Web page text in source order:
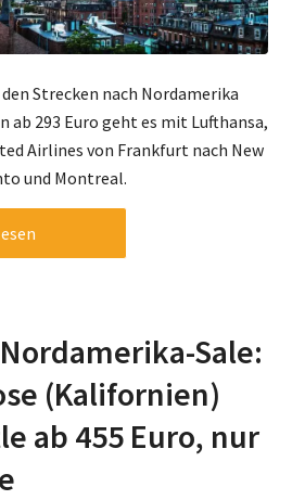
Strecken nach Nordamerika
ab 293 Euro geht es mit Lufthansa,
Airlines von Frankfurt nach New
und Montreal.
Sale:
(Kalifornien)
ab 455 Euro, nur